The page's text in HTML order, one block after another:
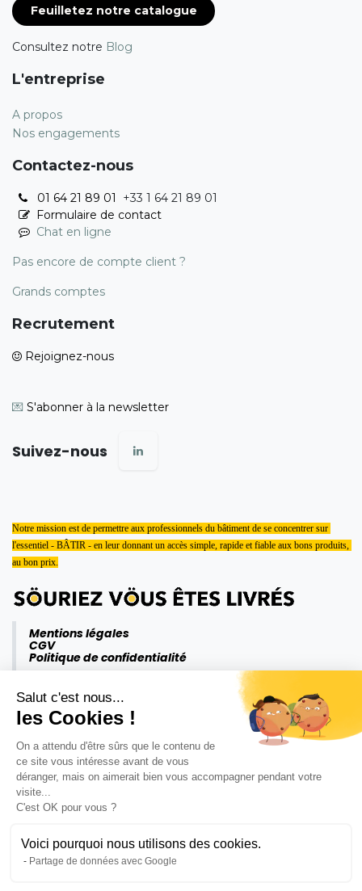
Salut c'est nous...
les Cookies !
On a attendu d'être sûrs que le contenu de
ce site vous intéresse avant de vous
déranger, mais on aimerait bien vous accompagner pendant votre
visite...
C'est OK pour vous ?
Voici pourquoi nous utilisons des cookies.
Partage de données avec Google
Feuilletez notre catalogue
Consultez notre Blog
L'entreprise
A propos
Nos engagements
Contactez-nous
01 64 21 89 01 +33 1 64 21 89 01
Formulaire de contact
Chat en ligne
Pas encore de compte client ?
Grands comptes
Recrutement
Rejoignez-nous
💌 S'abonner à la newsletter
Suivez-nous
Notre mission est de permettre aux professionnels du bâtiment de se concentrer sur
l'essentiel - BÂTIR - en leur donnant un accès simple, rapide et fiable aux bons produits,
au bon prix.
Mentions légales
CGV
Politique de confidentialité